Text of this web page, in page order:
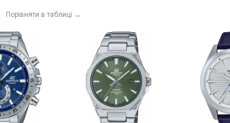
Порівняти в таблиці →